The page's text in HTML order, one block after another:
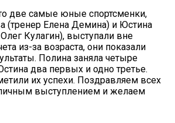
две самые юные спортсменки,
(тренер Елена Демина) и Юстина
Кулагин), выступали вне
из-за возраста, они показали
Полина заняла четыре
два первых и одно третье.
их успехи. Поздравляем всех
выступлением и желаем